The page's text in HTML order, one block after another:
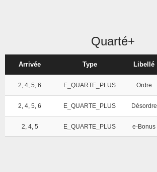
Quarté+
Arrivée Type Libellé
2, 4, 5, 6 E_QUARTE_PLUS Ordre
2, 4, 5, 6 E_QUARTE_PLUS Désordre
2, 4, 5 E_QUARTE_PLUS e-Bonus